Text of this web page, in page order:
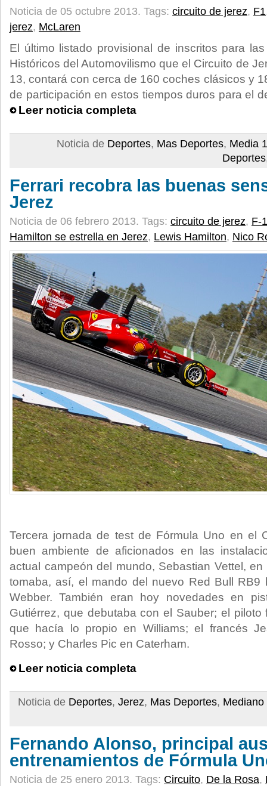
Noticia de 05 octubre 2013. Tags: circuito de jerez, F1
jerez, McLaren
El último listado provisional de inscritos para
Históricos del Automovilismo que el Circuito de
13, contará con cerca de 160 coches clásicos y
de participación en estos tiempos duros para el
Leer noticia completa
Noticia de Deportes, Mas Deportes, Media
Deportes
Ferrari recobra las buenas
Jerez
Noticia de 06 febrero 2013. Tags: circuito de jerez, F-1
Hamilton se estrella en Jerez, Lewis Hamilton, Nico
Tercera jornada de test de Fórmula Uno en el
buen ambiente de aficionados en las
actual campeón del mundo, Sebastian Vettel,
tomaba, así, el mando del nuevo Red Bull RB9
Webber. También eran hoy novedades en
Gutiérrez, que debutaba con el Sauber; el piloto
que hacía lo propio en Williams; el francés
Rosso; y Charles Pic en Caterham.
Leer noticia completa
Noticia de Deportes, Jerez, Mas Deportes,
Fernando Alonso, principal
entrenamientos de Fórmula
Noticia de 25 enero 2013. Tags: Circuito, De la Rosa,